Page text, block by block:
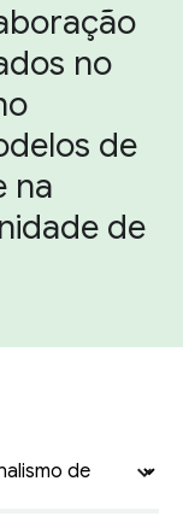
no
de
na
de
expand_more